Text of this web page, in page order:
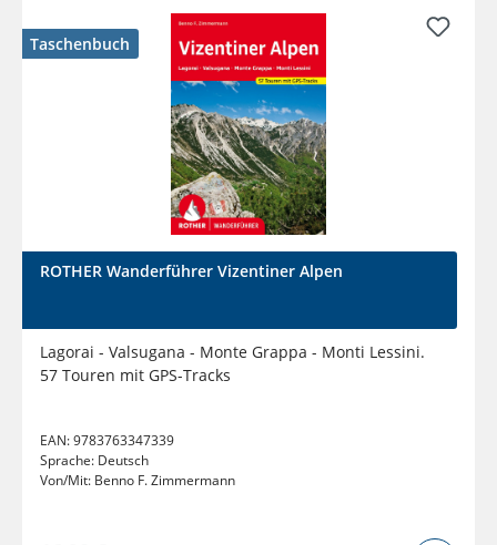
Taschenbuch
ROTHER Wanderführer Vizentiner Alpen
Lagorai - Valsugana - Monte Grappa - Monti Lessini.
57 Touren mit GPS-Tracks
EAN:9783763347339
Sprache: Deutsch
Von/Mit: Benno F. Zimmermann